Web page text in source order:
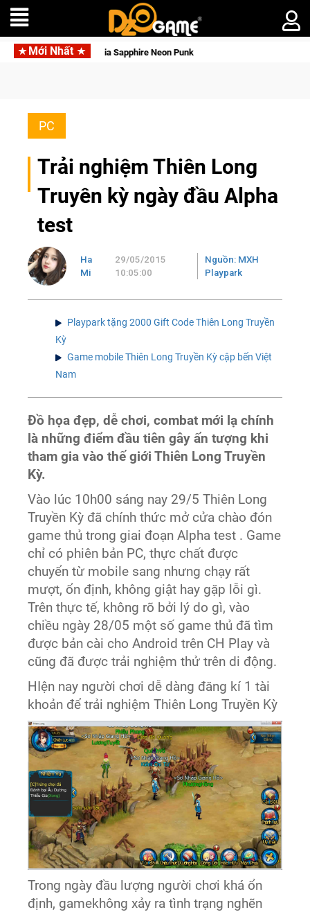
Mới Nhất
Gia Sapphire Neon Punk
PC
Trải nghiệm Thiên Long
Truyên kỳ ngày đầu Alpha
test
Ha
Mi
29/05/2015
10:05:00
Nguồn: MXH
Playpark
Playpark tặng 2000 Gift Code Thiên Long Truyền
Kỳ
Game mobile Thiên Long Truyền Kỳ cập bến Việt
Nam
Đồ họa đẹp, dễ chơi, combat mới lạ chính
là những điểm đầu tiên gây ấn tượng khi
tham gia vào thế giới Thiên Long Truyền
Kỳ.
Vào lúc 10h00 sáng nay 29/5 Thiên Long
Truyền Kỳ đã chính thức mở cửa chào đón
game thủ trong giai đoạn Alpha test . Game
chỉ có phiên bản PC, thực chất được
chuyển từ mobile sang nhưng chạy rất
mượt, ổn định, không giật hay gặp lỗi gì.
Trên thực tế, không rõ bởi lý do gì, vào
chiều ngày 28/05 một số game thủ đã tìm
được bản cài cho Android trên CH Play và
cũng đã được trải nghiệm thử trên di động.
HIện nay người chơi dễ dàng đăng kí 1 tài
khoản để trải nghiệm Thiên Long Truyền Kỳ
Trong ngày đầu lượng người chơi khá ổn
định, gamekhông xảy ra tình trạng nghẽn